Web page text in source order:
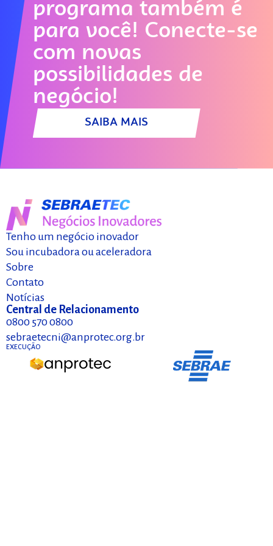
escala e se conectar
com investidores?
Comece aqui!
SAIBA MAIS
programa também é
para você! Conecte-se
com novas
possibilidades de
negócio!
SAIBA MAIS
Tenho um negócio inovador
Sou incubadora ou aceleradora
Sobre
Contato
Notícias
Central de Relacionamento
0800 570 0800
sebraetecni@anprotec.org.br
EXECUÇÃO